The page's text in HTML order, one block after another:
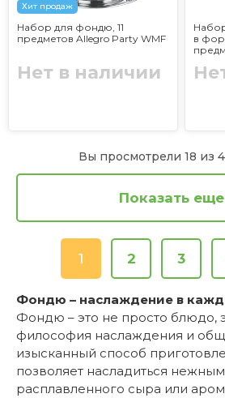
Хит продаж
Набор для фондю, 11
предметов Allegro Party WMF
Нет в наличии
в
Вы просмотрели 18 из
Показать еще
1 2 3
Фондю – наслаждение в
Фондю – это не просто блюдо,
философия наслаждения и
изысканный способ
позволяет насладиться
расплавленного сыра или